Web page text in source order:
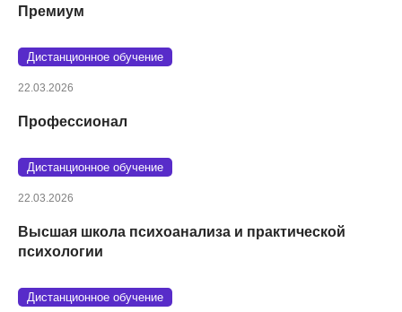
Премиум
Дистанционное обучение
22.03.2026
Профессионал
Дистанционное обучение
22.03.2026
Высшая школа психоанализа и практической
психологии
Дистанционное обучение